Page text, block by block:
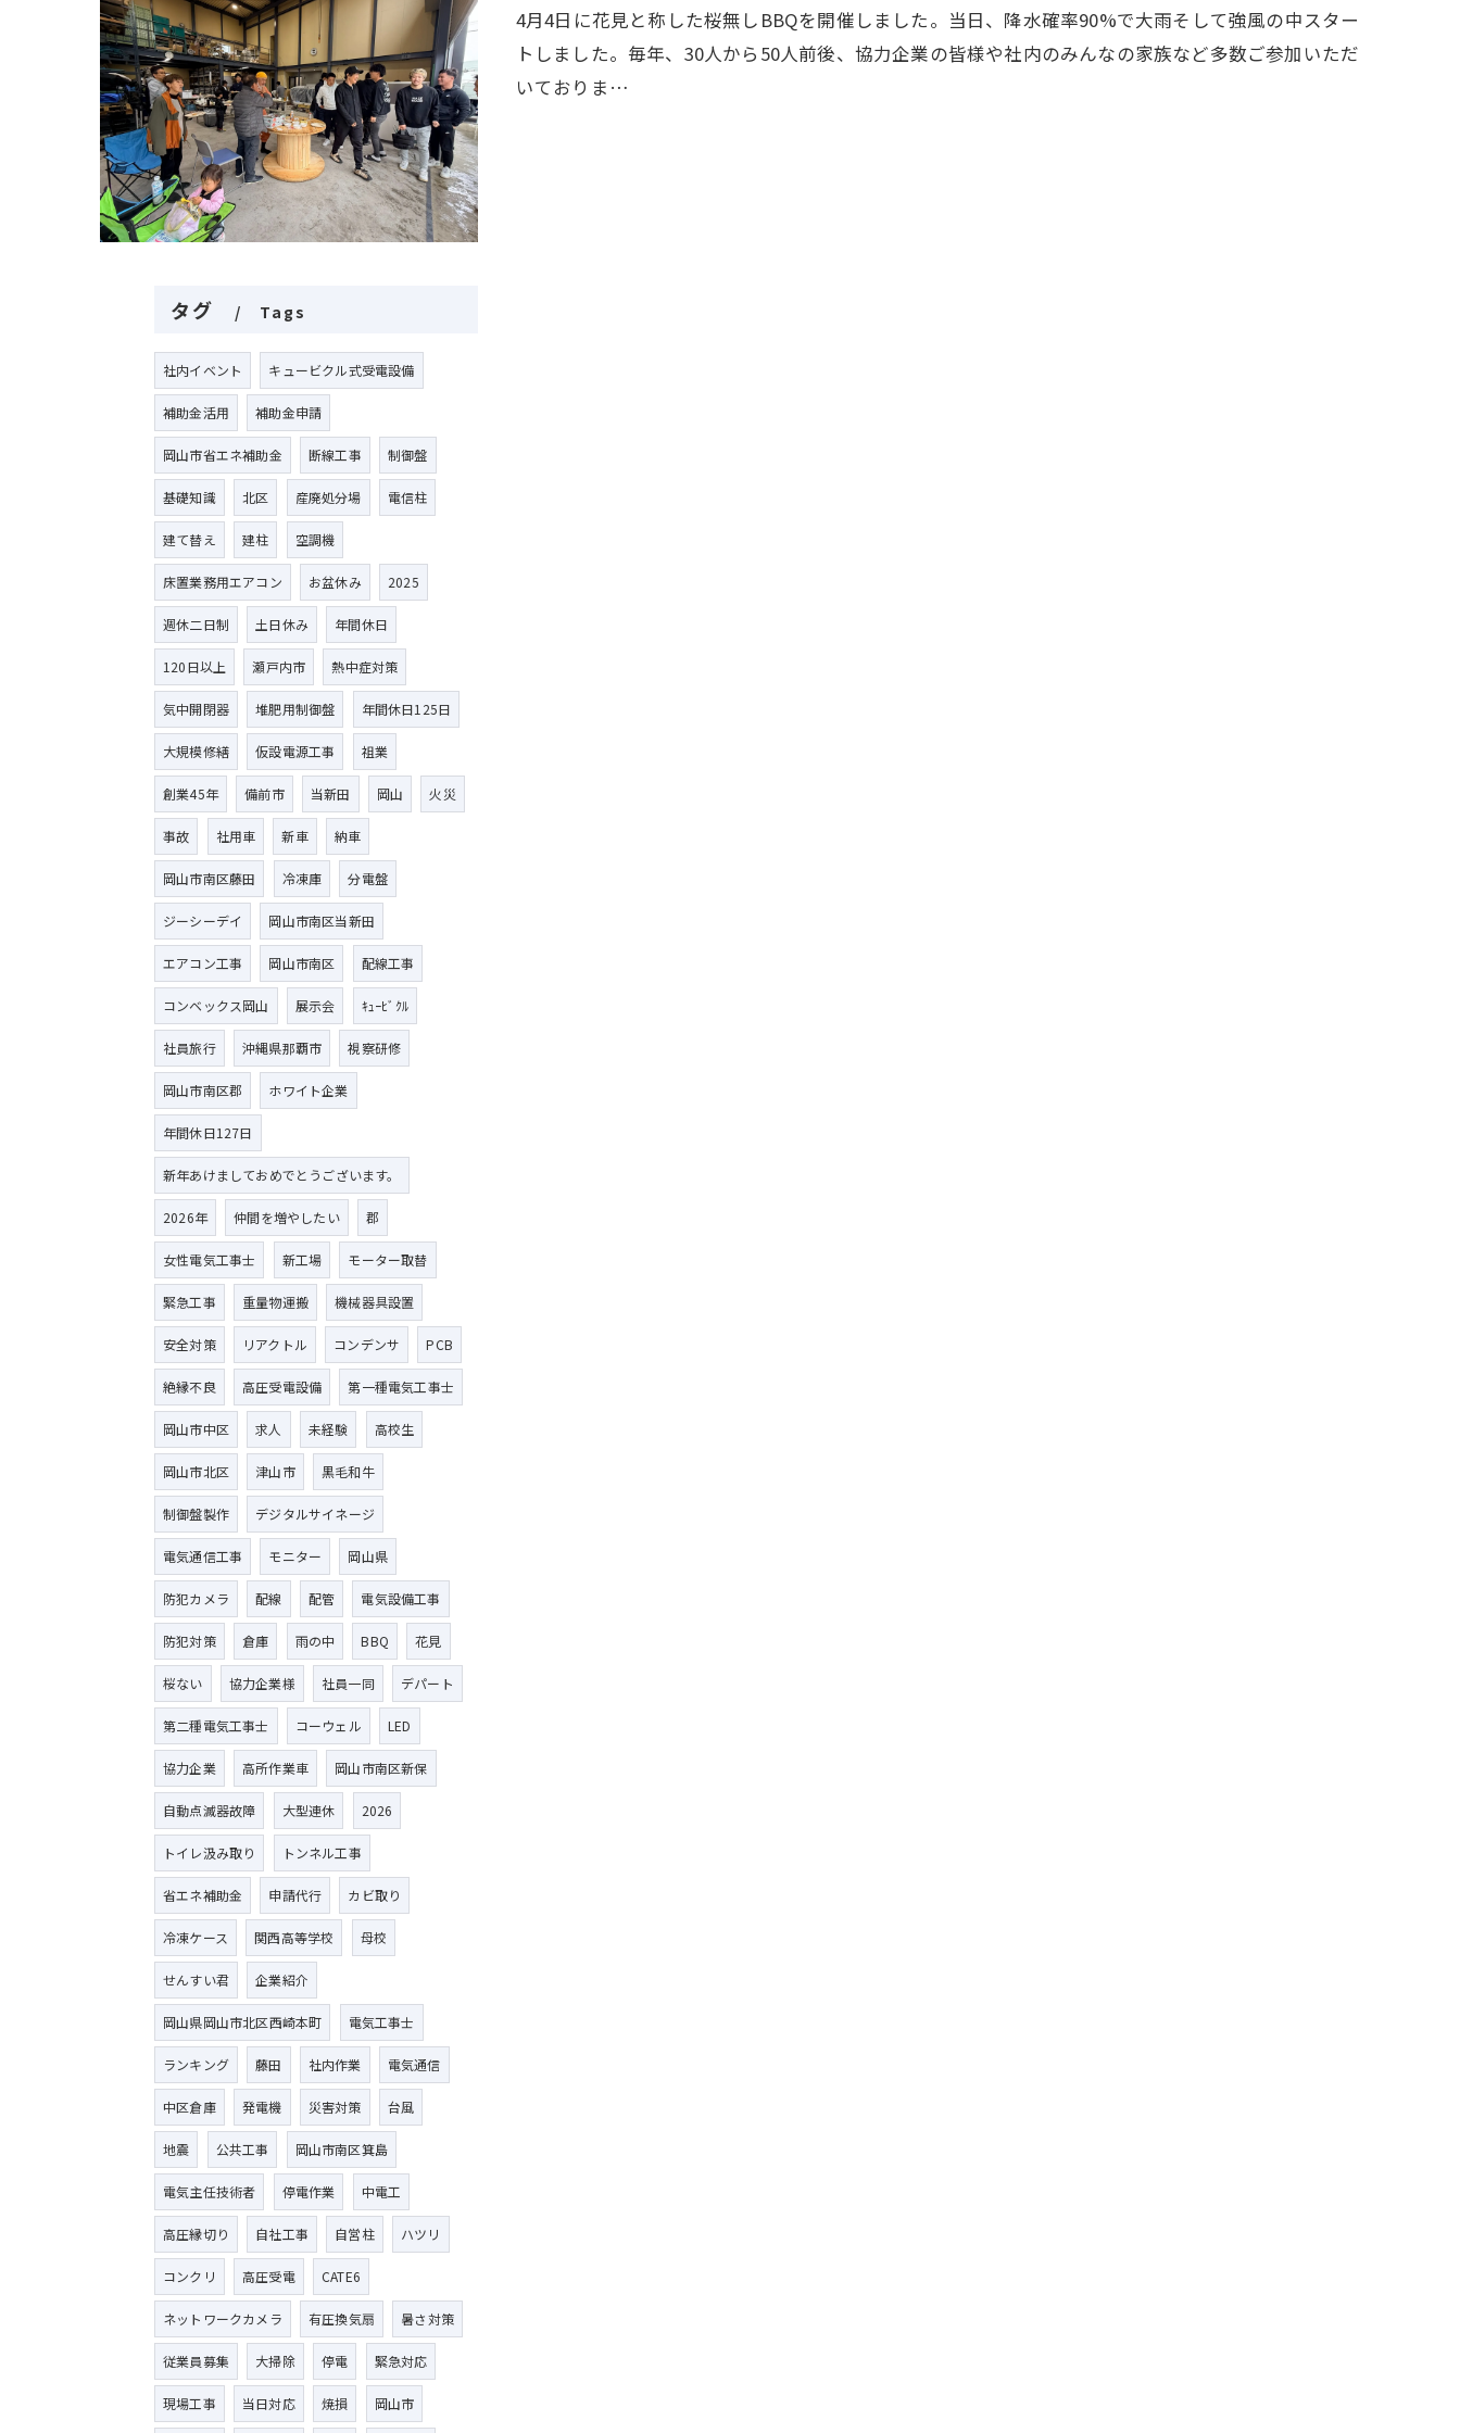
4月4日に花見と称した桜無しBBQを開催しました。当日、降水確率90%で大雨そして強風の中スター
トしました。毎年、30人から50人前後、協力企業の皆様や社内のみんなの家族など多数ご参加いただ
いておりま…
タグ Tags
社内イベント キュービクル式受電設備
補助金活用 補助金申請
岡山市省エネ補助金 断線工事 制御盤
基礎知識 北区 産廃処分場 電信柱
建て替え 建柱 空調機
床置業務用エアコン お盆休み 2025
週休二日制 土日休み 年間休日
120日以上 瀬戸内市 熱中症対策
気中開閉器 堆肥用制御盤 年間休日125日
大規模修繕 仮設電源工事 祖業
創業45年 備前市 当新田 岡山 火災
事故 社用車 新車 納車
岡山市南区藤田 冷凍庫 分電盤
ジーシーデイ 岡山市南区当新田
エアコン工事 岡山市南区 配線工事
コンベックス岡山 展示会 ｷｭｰﾋﾞｸﾙ
社員旅行 沖縄県那覇市 視察研修
岡山市南区郡 ホワイト企業
年間休日127日
新年あけましておめでとうございます。
2026年 仲間を増やしたい 郡
女性電気工事士 新工場 モーター取替
緊急工事 重量物運搬 機械器具設置
安全対策 リアクトル コンデンサ PCB
絶縁不良 高圧受電設備 第一種電気工事士
岡山市中区 求人 未経験 高校生
岡山市北区 津山市 黒毛和牛
制御盤製作 デジタルサイネージ
電気通信工事 モニター 岡山県
防犯カメラ 配線 配管 電気設備工事
防犯対策 倉庫 雨の中 BBQ 花見
桜ない 協力企業様 社員一同 デパート
第二種電気工事士 コーウェル LED
協力企業 高所作業車 岡山市南区新保
自動点滅器故障 大型連休 2026
トイレ汲み取り トンネル工事
省エネ補助金 申請代行 カビ取り
冷凍ケース 関西高等学校 母校
せんすい君 企業紹介
岡山県岡山市北区西崎本町 電気工事士
ランキング 藤田 社内作業 電気通信
中区倉庫 発電機 災害対策 台風
地震 公共工事 岡山市南区箕島
電気主任技術者 停電作業 中電工
高圧縁切り 自社工事 自営柱 ハツリ
コンクリ 高圧受電 CATE6
ネットワークカメラ 有圧換気扇 暑さ対策
従業員募集 大掃除 停電 緊急対応
現場工事 当日対応 焼損 岡山市